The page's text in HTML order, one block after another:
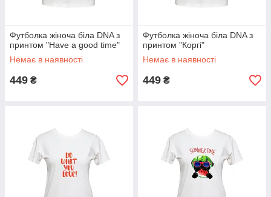
Футболка жіноча біла DNA з
принтом "Have a good time"
Немає в наявності
449 ₴
Футболка жіноча біла DNA з
принтом "Коргі"
Немає в наявності
449 ₴